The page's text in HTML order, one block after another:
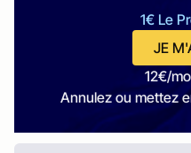
1€ Le
JE
12€/
Annulez ou mettez